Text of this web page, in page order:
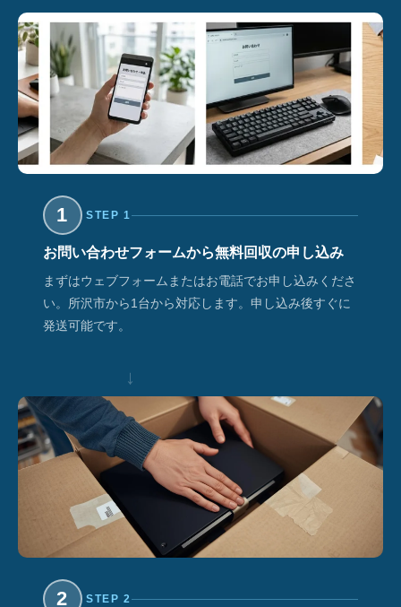
1 STEP 1
お問い合わせフォームから無料回収の申し込み
まずはウェブフォームまたはお電話でお申し込みくださ
い。所沢市から1台から対応します。申し込み後すぐに
発送可能です。
↓
2 STEP 2